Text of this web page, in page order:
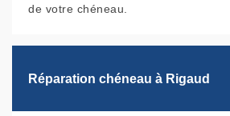
de votre chéneau.
Réparation chéneau à Rigaud